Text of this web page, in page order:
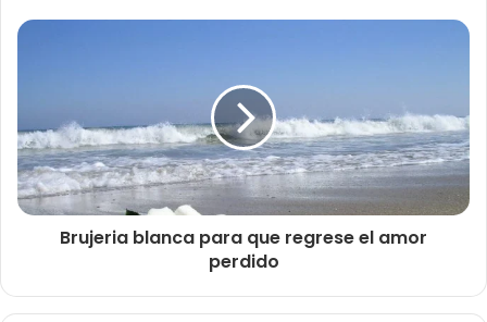
Brujeria blanca para que regrese el amor
perdido